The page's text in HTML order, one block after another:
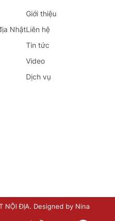
Nhật
Giới thiệu
Liên hệ
Tin tức
Video
Dịch vụ
NỘI ĐỊA. Designed by Nina